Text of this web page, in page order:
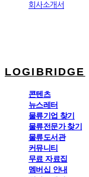
회사소개서
LOGIBRIDGE
콘텐츠
뉴스레터
물류기업 찾기
물류전문가 찾기
물류도서관
커뮤니티
무료 자료집
멤버십 안내